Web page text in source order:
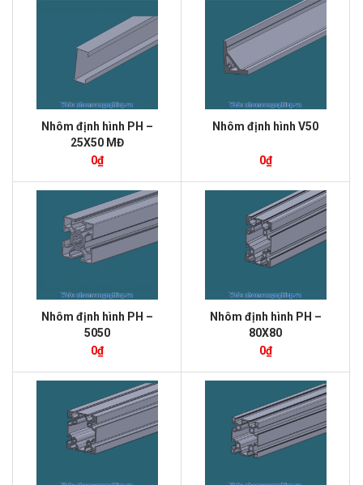
Nhôm định hình PH –
25X50 MĐ
0₫
Nhôm định hình V50
0₫
Nhôm định hình PH –
5050
0₫
Nhôm định hình PH –
80X80
0₫